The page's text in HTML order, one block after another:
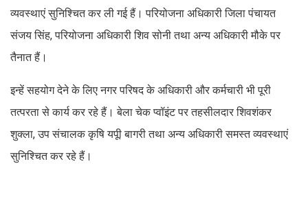
व्यवस्थाएं सुनिश्चित कर ली गई हैं। परियोजना अधिकारी जिला पंचायत
संजय सिंह, परियोजना अधिकारी शिव सोनी तथा अन्य अधिकारी मौके पर
तैनात हैं।
इन्हें सहयोग देने के लिए नगर परिषद के अधिकारी और कर्मचारी भी पूरी
तत्परता से कार्य कर रहे हैं। बेला चेक प्वॉइंट पर तहसीलदार शिवशंकर
शुक्ला, उप संचालक कृषि यपूी बागरी तथा अन्य अधिकारी समस्त व्यवस्थाएं
सुनिश्चित कर रहे हैं।